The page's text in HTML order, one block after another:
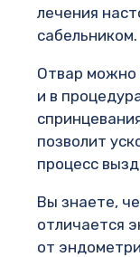
лечения
сабельником.
Отвар можно
и в
позволит
процесс
Вы знаете,
отличается
от